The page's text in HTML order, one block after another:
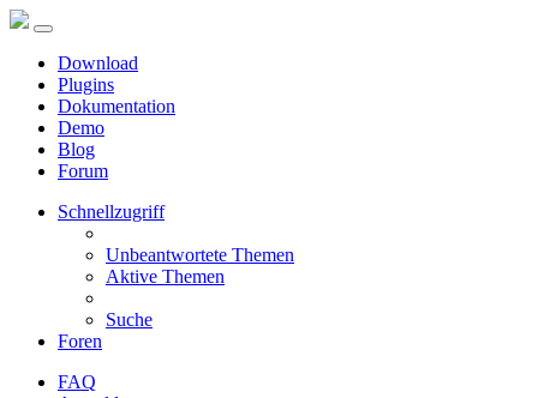
Download
Plugins
Dokumentation
Demo
Blog
Forum
Schnellzugriff
Unbeantwortete Themen
Aktive Themen
Suche
Foren
FAQ